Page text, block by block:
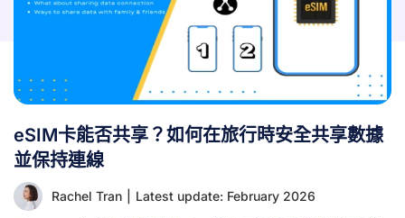
eSIM卡能否共享？如何在旅行時安全共享數據
並保持連線
Rachel Tran Latest update: February 2026